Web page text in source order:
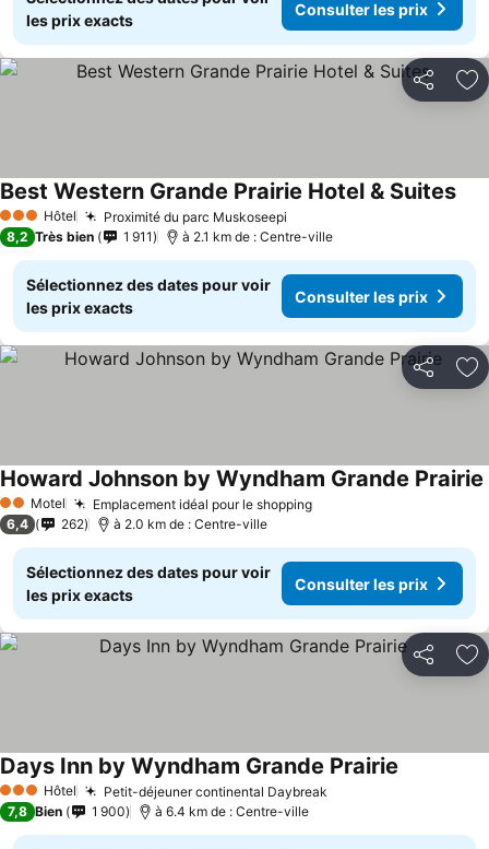
les prix exacts
Consulter les prix
Partager
3 ÉtoilesHôtel Proximité du parc Muskoseepi
Best Western Grande Prairie Hotel & Suites
8,2 Très bien 1 911 à 2.1 km de : Centre-ville
Sélectionnez des dates pour voir
les prix exacts
Consulter les prix
Partager
2 ÉtoilesMotel Emplacement idéal pour le shoppingConsulter les prix
Howard Johnson by Wyndham Grande Prairie
6,4 262 à 2.0 km de : Centre-ville
Sélectionnez des dates pour voir
les prix exacts
Consulter les prix
Partager
3 ÉtoilesHôtel Petit-déjeuner continental Daybreak
Days Inn by Wyndham Grande Prairie
7,8 Bien 1 900 à 6.4 km de : Centre-ville